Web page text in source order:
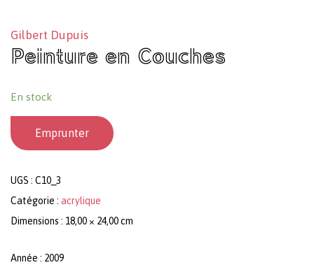
Gilbert Dupuis
Peinture en Couches
En stock
Emprunter
UGS : C10_3
Catégorie : acrylique
Dimensions : 18,00 × 24,00 cm
Année : 2009